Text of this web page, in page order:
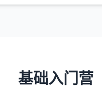
基础入门营